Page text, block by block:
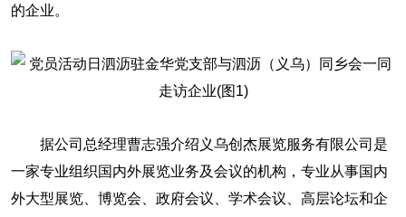
的企业。
据公司总经理曹志强介绍义乌创杰展览服务有限公司是
一家专业组织国内外展览业务及会议的机构，专业从事国内
外大型展览、博览会、政府会议、学术会议、高层论坛和企